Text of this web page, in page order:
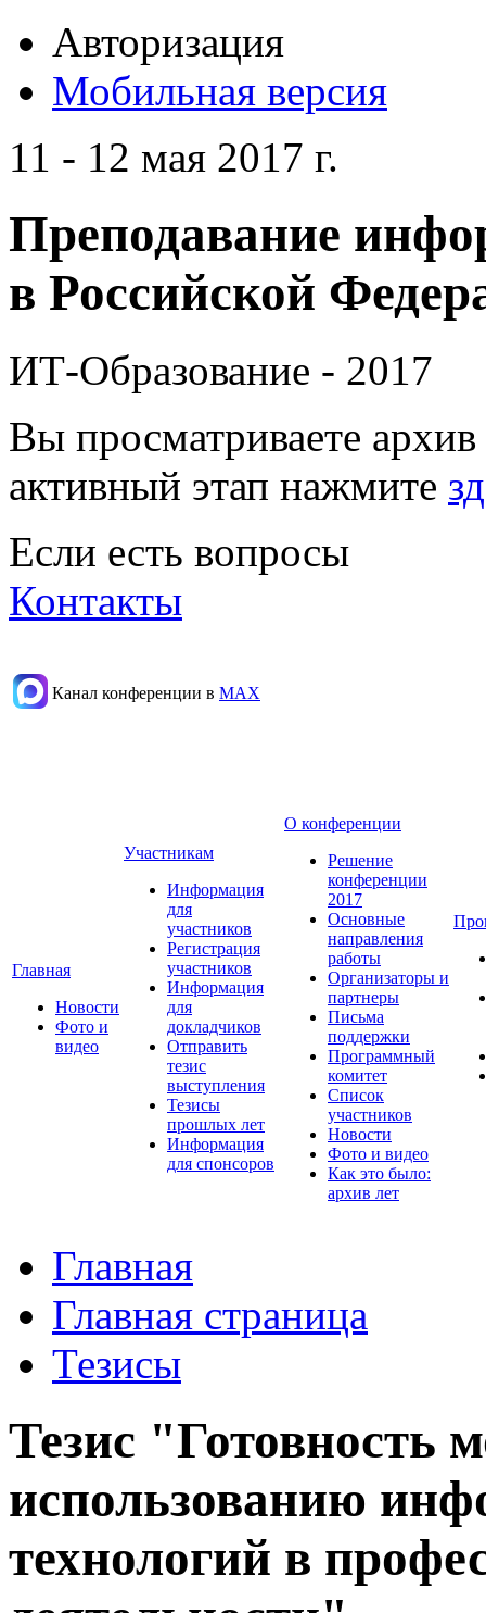
Авторизация
Мобильная версия
11 - 12 мая 2017 г.
Преподавание
в Российской
ИТ-Образование - 2017
Вы просматриваете
активный этап нажмите
Если есть вопросы
Контакты
Канал конференции в МАХ
Главная
Новости
Фото и
видео
Участникам
Информация
для
участников
Регистрация
участников
Информация
для
докладчиков
Отправить
тезис
выступления
Тезисы
прошлых лет
Информация
для спонсоров
О конференции
Решение
конференции
2017
Основные
направления
работы
Организаторы и
партнеры
Письма
поддержки
Программный
комитет
Список
участников
Новости
Фото и видео
Как это было:
архив лет
Главная
Главная страница
Тезисы
Тезис "Готовность
использованию
технологий в